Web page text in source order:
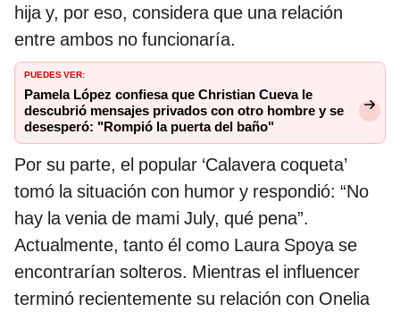
hija y, por eso, considera que una relación
entre ambos no funcionaría.
PUEDES VER:
Pamela López confiesa que Christian Cueva le
descubrió mensajes privados con otro hombre y se
desesperó: "Rompió la puerta del baño"
Por su parte, el popular ‘Calavera coqueta’
tomó la situación con humor y respondió: “No
hay la venia de mami July, qué pena”.
Actualmente, tanto él como Laura Spoya se
encontrarían solteros. Mientras el influencer
terminó recientemente su relación con Onelia